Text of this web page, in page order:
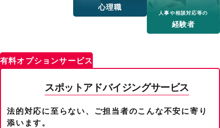
心理職
人事や相談対応等の
経験者
有料オプションサービス
スポットアドバイジングサービス
法的対応に至らない、ご担当者のこんな不安に寄り
添います。